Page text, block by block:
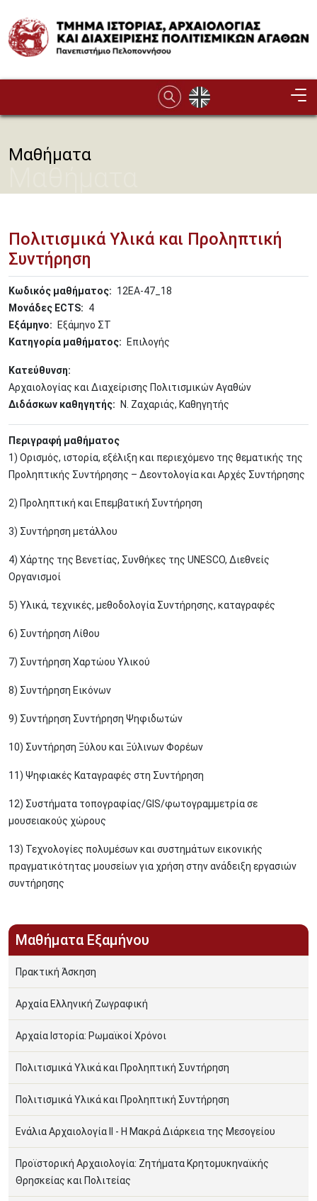
Image
Μαθήματα
Πολιτισμικά Υλικά και Προληπτική
Συντήρηση
Κωδικός μαθήματος
12ΕΑ-47_18
Μονάδες ECTS
4
Εξάμηνο
Εξάμηνο ΣΤ
Κατηγορία μαθήματος
Επιλογής
Κατεύθυνση
Αρχαιολογίας και Διαχείρισης Πολιτισμικών Αγαθών
Διδάσκων καθηγητής
Ν. Ζαχαριάς, Καθηγητής
Περιγραφή μαθήματος
1) Ορισμός, ιστορία, εξέλιξη και περιεχόμενο της θεματικής της
Προληπτικής Συντήρησης – Δεοντολογία και Αρχές Συντήρησης
2) Προληπτική και Επεμβατική Συντήρηση
3) Συντήρηση μετάλλου
4) Χάρτης της Βενετίας, Συνθήκες της UNESCO, Διεθνείς
Οργανισμοί
5) Υλικά, τεχνικές, μεθοδολογία Συντήρησης, καταγραφές
6) Συντήρηση Λίθου
7) Συντήρηση Χαρτώου Υλικού
8) Συντήρηση Εικόνων
9) Συντήρηση Συντήρηση Ψηφιδωτών
10) Συντήρηση Ξύλου και Ξύλινων Φορέων
11) Ψηφιακές Καταγραφές στη Συντήρηση
12) Συστήματα τοπογραφίας/GIS/φωτογραμμετρία σε
μουσειακούς χώρους
13) Τεχνολογίες πολυμέσων και συστημάτων εικονικής
πραγματικότητας μουσείων για χρήση στην ανάδειξη εργασιών
συντήρησης
Μαθήματα Εξαμήνου
Πρακτική Άσκηση
Αρχαία Ελληνική Ζωγραφική
Αρχαία Ιστορία: Ρωμαϊκοί Χρόνοι
Πολιτισμικά Υλικά και Προληπτική Συντήρηση
Πολιτισμικά Υλικά και Προληπτική Συντήρηση
Ενάλια Αρχαιολογία ΙΙ - Η Μακρά Διάρκεια της Μεσογείου
Προϊστορική Αρχαιολογία: Ζητήµατα Κρητοµυκηναϊκής
Θρησκείας και Πολιτείας